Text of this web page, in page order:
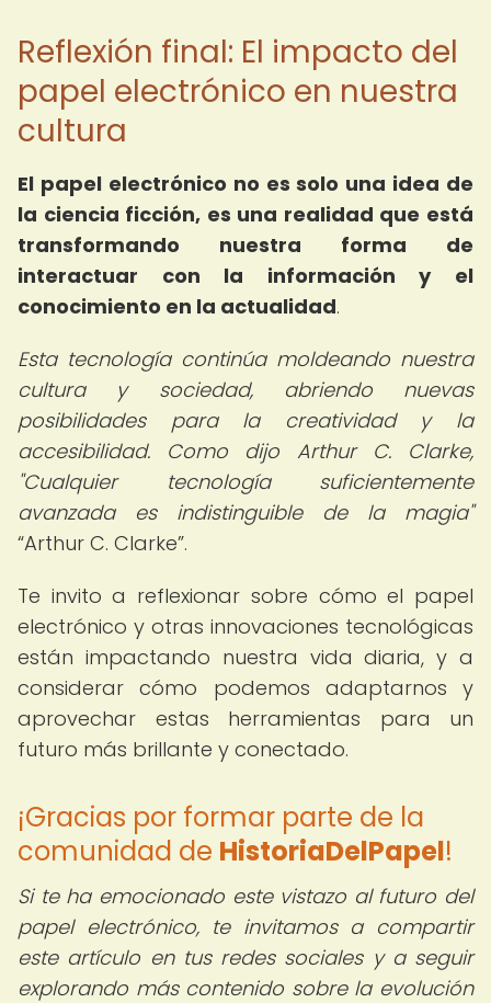
Reflexión final: El impacto del
papel electrónico en nuestra
cultura
El papel electrónico no es solo una idea de
la ciencia ficción, es una realidad que está
transformando nuestra forma de
interactuar con la información y el
conocimiento en la actualidad.
Esta tecnología continúa moldeando nuestra
cultura y sociedad, abriendo nuevas
posibilidades para la creatividad y la
accesibilidad. Como dijo Arthur C. Clarke,
"Cualquier tecnología suficientemente
avanzada es indistinguible de la magia"
Arthur C. Clarke .
Te invito a reflexionar sobre cómo el papel
electrónico y otras innovaciones tecnológicas
están impactando nuestra vida diaria, y a
considerar cómo podemos adaptarnos y
aprovechar estas herramientas para un
futuro más brillante y conectado.
¡Gracias por formar parte de la
comunidad de HistoriaDelPapel!
Si te ha emocionado este vistazo al futuro del
papel electrónico, te invitamos a compartir
este artículo en tus redes sociales y a seguir
explorando más contenido sobre la evolución